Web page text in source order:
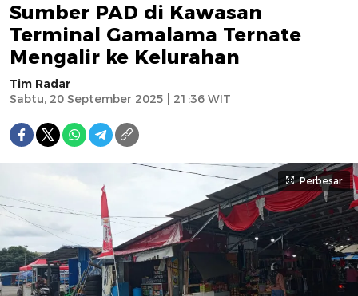
Sumber PAD di Kawasan
Terminal Gamalama Ternate
Mengalir ke Kelurahan
Tim Radar
Sabtu, 20 September 2025 | 21:36 WIT
Perbesar